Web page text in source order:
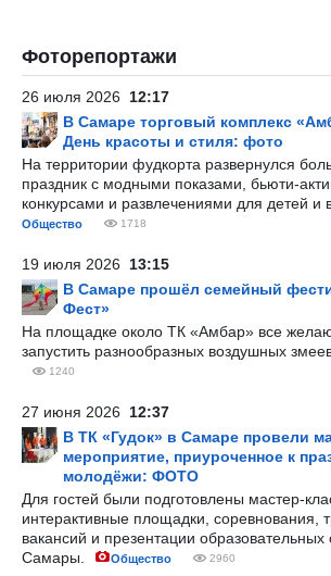
Фоторепортажи
26 июля 2026 12:17
В Самаре торговый комплекс
День красоты и стиля: фото
На территории фудкорта развернулся
праздник с модными показами, бьюти-
конкурсами и развлечениями для детей и
Общество 1718
19 июля 2026 13:15
В Самаре прошёл семейный
Фест»
На площадке около ТК «Амбар» все
запустить разнообразных воздушных
1240
27 июня 2026 12:37
В ТК «Гудок» в Самаре провели
мероприятие, приуроченное к
молодёжи: ФОТО
Для гостей были подготовлены мастер-
интерактивные площадки, соревнования,
вакансий и презентации образовательных
Самары.
Общество 2960